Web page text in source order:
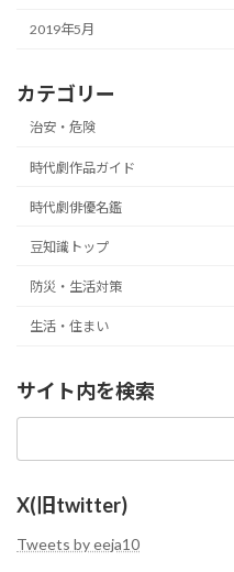
2019年5月
カテゴリー
治安・危険
時代劇作品ガイド
時代劇俳優名鑑
豆知識トップ
防災・生活対策
生活・住まい
サイト内を検索
X(旧twitter)
Tweets by eeja10